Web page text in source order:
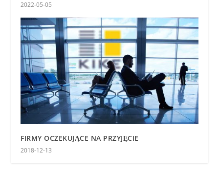
2022-05-05
FIRMY OCZEKUJĄCE NA PRZYJĘCIE
2018-12-13